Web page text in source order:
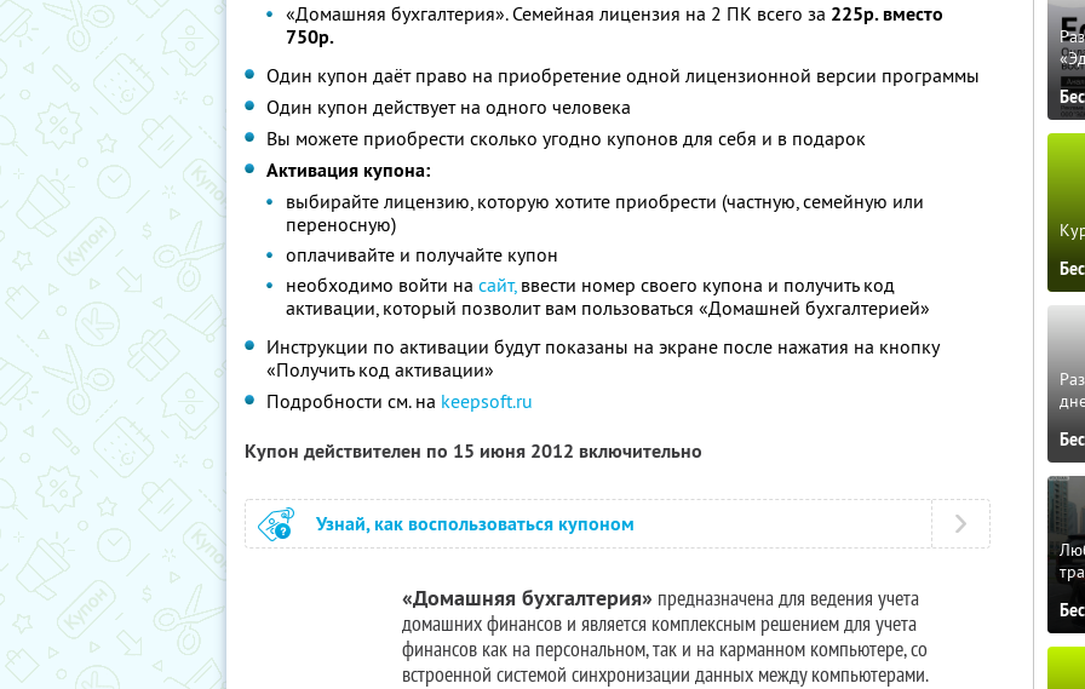
«Домашняя бухгалтерия». Семейная лицензия на 2 ПК всего за 225р. вместо
750р.
Один купон даёт право на приобретение одной лицензионной версии программы
Один купон действует на одного человека
Вы можете приобрести сколько угодно купонов для себя и в подарок
Активация купона:
выбирайте лицензию, которую хотите приобрести (частную, семейную или
переносную)
оплачивайте и получайте купон
необходимо войти на сайт,ввести номер своего купона и получить код
активации, который позволит вам пользоваться «Домашней бухгалтерией»
Инструкции по активации будут показаны на экране после нажатия на кнопку
«Получить код активации»
Подробности см. на keepsoft.ru
Купон действителен по 15 июня 2012 включительно
Узнай, как воспользоваться купоном
«Домашняя бухгалтерия» предназначена для ведения учета
домашних финансов и является комплексным решением для учета
финансов как на персональном, так и на карманном компьютере, со
встроенной системой синхронизации данных между компьютерами.